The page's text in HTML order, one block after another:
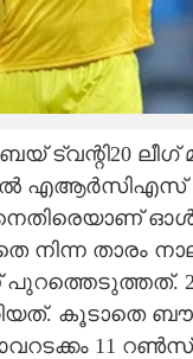
ട്വന്റി20
എആർസിഎസ്
നിന്ന
പുറത്തെടുത്തത്.
കൂടാതെ
11 റൺസ്